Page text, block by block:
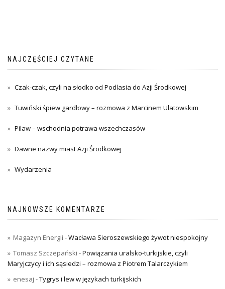
NAJCZĘŚCIEJ CZYTANE
Czak-czak, czyli na słodko od Podlasia do Azji Środkowej
Tuwiński śpiew gardłowy – rozmowa z Marcinem Ulatowskim
Pilaw – wschodnia potrawa wszechczasów
Dawne nazwy miast Azji Środkowej
Wydarzenia
NAJNOWSZE KOMENTARZE
Magazyn Energii -Wacława Sieroszewskiego żywot niespokojny
Tomasz Szczepański -Powiązania uralsko-turkijskie, czyli
Maryjczycy i ich sąsiedzi – rozmowa z Piotrem Talarczykiem
enesaj -Tygrys i lew w językach turkijskich